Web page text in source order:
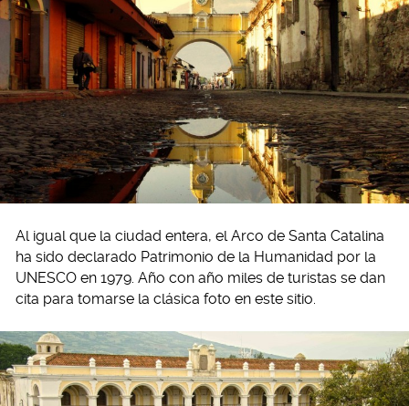
Al igual que la ciudad entera, el Arco de Santa Catalina
ha sido declarado Patrimonio de la Humanidad por la
UNESCO en 1979. Año con año miles de turistas se dan
cita para tomarse la clásica foto en este sitio.